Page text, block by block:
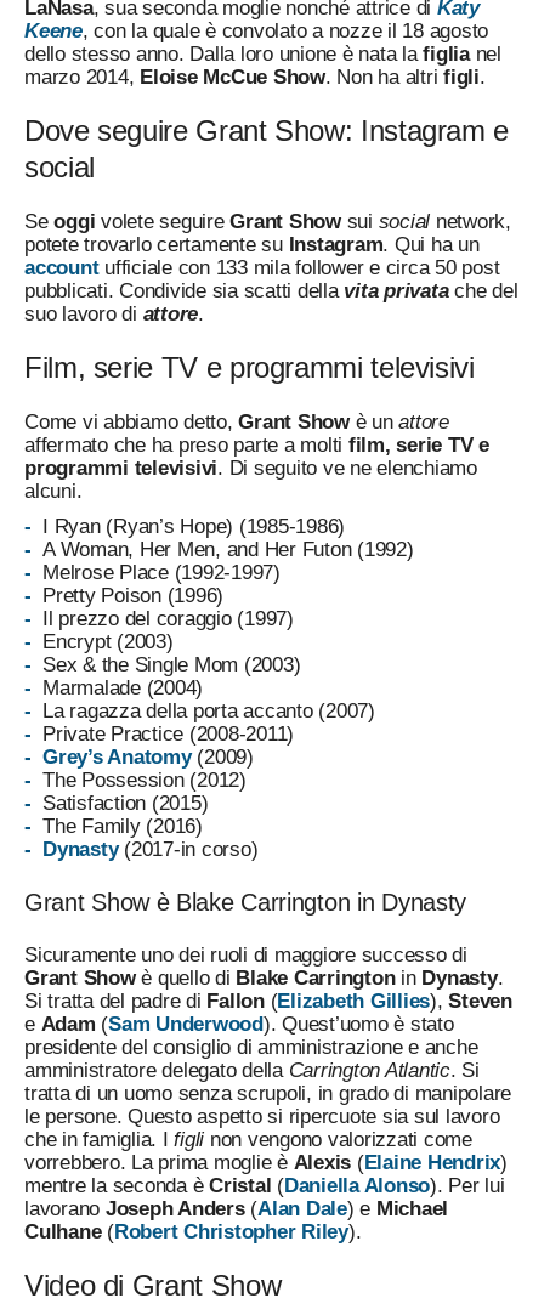
LaNasa, sua seconda moglie nonché attrice di Katy
Keene, con la quale è convolato a nozze il 18 agosto
dello stesso anno. Dalla loro unione è nata lafiglianel
marzo 2014, Eloise McCue Show. Non ha altrifigli.
Dove seguire Grant Show: Instagram e
social
Seoggi volete seguireGrant Show sui social network,
potete trovarlo certamente su Instagram. Qui ha un
account ufficiale con 133 mila follower e circa 50 post
pubblicati. Condivide sia scatti dellavita privatache del
suo lavoro di attore.
Film, serie TV e programmi televisivi
Come vi abbiamo detto,Grant Show è unattore
affermato che ha preso parte a molti film, serie TV e
programmi televisivi. Di seguito ve ne elenchiamo
alcuni.
I Ryan (Ryan’s Hope) (1985-1986)
A Woman, Her Men, and Her Futon (1992)
Melrose Place (1992-1997)
Pretty Poison (1996)
Il prezzo del coraggio (1997)
Encrypt (2003)
Sex & the Single Mom (2003)
Marmalade (2004)
La ragazza della porta accanto (2007)
Private Practice (2008-2011)
Grey’s Anatomy (2009)
The Possession (2012)
Satisfaction (2015)
The Family (2016)
Dynasty (2017-in corso)
Grant Show è Blake Carrington in Dynasty
Sicuramente uno dei ruoli di maggiore successo di
Grant Showè quello di Blake Carringtonin Dynasty.
Si tratta del padre di Fallon(Elizabeth Gillies),Steven
e Adam (Sam Underwood). Quest’uomo è stato
presidente del consiglio di amministrazione e anche
amministratore delegato della Carrington Atlantic. Si
tratta di un uomo senza scrupoli, in grado di manipolare
le persone. Questo aspetto si ripercuote sia sul lavoro
che in famiglia. Ifigli non vengono valorizzati come
vorrebbero. La prima moglie è Alexis (Elaine Hendrix)
mentre la seconda èCristal (Daniella Alonso). Per lui
lavorano Joseph Anders(Alan Dale) e Michael
Culhane(Robert Christopher Riley).
Video di Grant Show